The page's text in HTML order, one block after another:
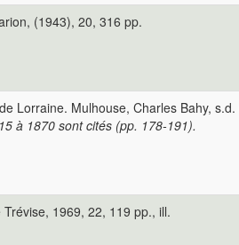
(1943), 20, 316 pp.
Lorraine. Mulhouse, Charles Bahy,
à 1870 sont cités (pp. 178-191).
1969, 22, 119 pp., ill.